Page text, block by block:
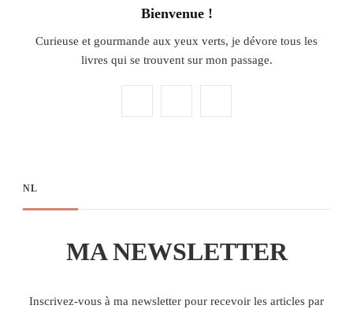
Bienvenue !
Curieuse et gourmande aux yeux verts, je dévore tous les
livres qui se trouvent sur mon passage.
NL
MA NEWSLETTER
Inscrivez-vous à ma newsletter pour recevoir les articles par